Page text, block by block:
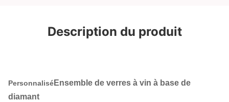
Description du produit
PersonnaliséEnsemble de verres à vin à base de
diamant